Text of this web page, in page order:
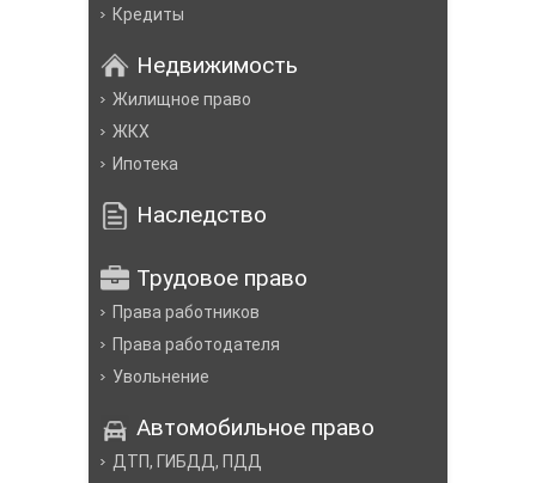
Кредиты
Недвижимость
Жилищное право
ЖКХ
Ипотека
Наследство
Трудовое право
Права работников
Права работодателя
Увольнение
Автомобильное право
ДТП, ГИБДД, ПДД